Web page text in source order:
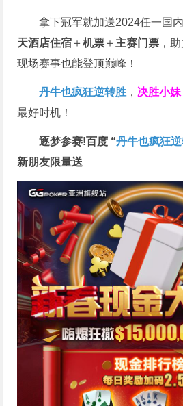
拿下冠军就加送2024任一国
天酒店住宿 ＋机票 ＋ 主赛门票 ，
现场赛事也能登顶巅峰！
丹牛也疯狂逆转胜 ， 决胜小妹
最好时机！
逐梦参赛!百度 “丹牛也疯狂
新朋友限量送